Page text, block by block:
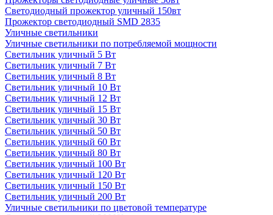
Светодиодный прожектор уличный 150вт
Прожектор светодиодный SMD 2835
Уличные светильники
Уличные светильники по потребляемой мощности
Светильник уличный 5 Вт
Светильник уличный 7 Вт
Светильник уличный 8 Вт
Светильник уличный 10 Вт
Светильник уличный 12 Вт
Светильник уличный 15 Вт
Светильник уличный 30 Вт
Светильник уличный 50 Вт
Светильник уличный 60 Вт
Светильник уличный 80 Вт
Светильник уличный 100 Вт
Светильник уличный 120 Вт
Светильник уличный 150 Вт
Светильник уличный 200 Вт
Уличные светильники по цветовой температуре